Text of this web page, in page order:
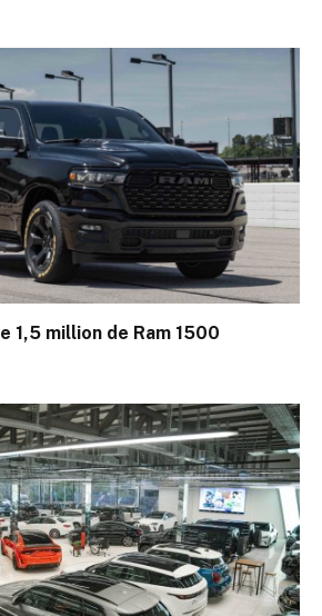
1,5 million de Ram 1500